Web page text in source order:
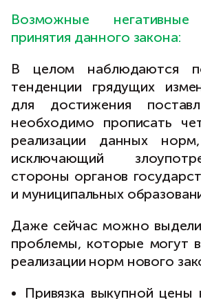
Возможные негативные
принятия данного закона:
В целом наблюдаются
тенденции грядущих
для достижения
необходимо прописать
реализации данных
исключающий
стороны органов
и муниципальных
Даже сейчас можно
проблемы, которые могут
реализации норм нового
Привязка выкупной цены